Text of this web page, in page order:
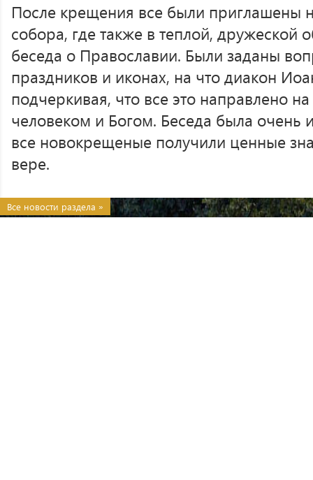
После крещения все были приглашены
собора, где также в теплой, дружеской
беседа о Православии. Были заданы
праздников и иконах, на что диакон
подчеркивая, что все это направлено
человеком и Богом. Беседа была очень
все новокрещеные получили ценные
вере.
Все новости раздела »